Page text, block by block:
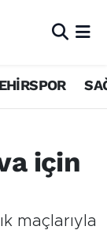
için
maçlarıyla